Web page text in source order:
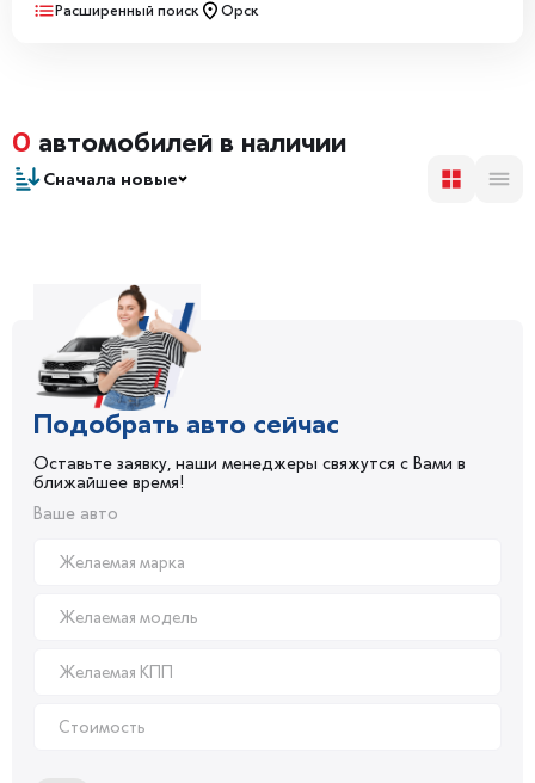
Расширенный поиск Орск
0 автомобилей в наличии
Сначала новые
Подобрать авто сейчас
Оставьте заявку, наши менеджеры свяжутся с Вами в
ближайшее время!
Ваше авто